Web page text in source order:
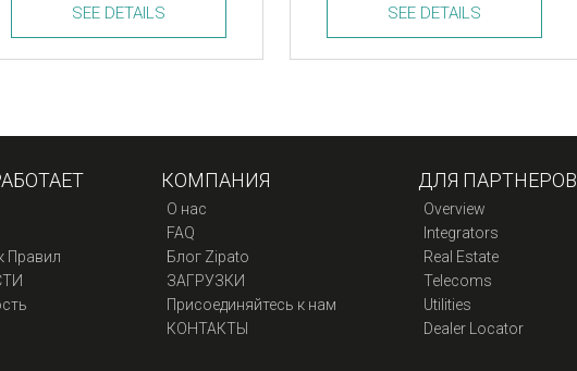
SEE DETAILS
Multisensor
SEE DETAILS
Правил
КОМПАНИЯ
О нас
FAQ
Блог Zipato
ЗАГРУЗКИ
Присоединяйтесь к нам
КОНТАКТЫ
ДЛЯ ПАРТНЕРОВ
Overview
Integrators
Real Estate
Telecoms
Utilities
Dealer Locator